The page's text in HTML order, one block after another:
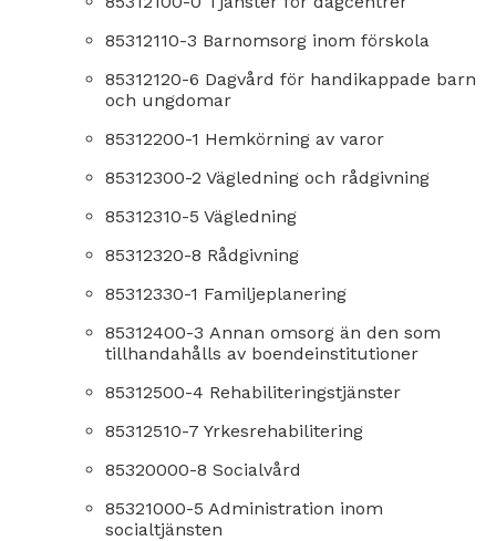
85312110-3 Barnomsorg inom förskola
85312120-6 Dagvård för handikappade barn
och ungdomar
85312200-1 Hemkörning av varor
85312300-2 Vägledning och rådgivning
85312310-5 Vägledning
85312320-8 Rådgivning
85312330-1 Familjeplanering
85312400-3 Annan omsorg än den som
tillhandahålls av boendeinstitutioner
85312500-4 Rehabiliteringstjänster
85312510-7 Yrkesrehabilitering
85320000-8 Socialvård
85321000-5 Administration inom
socialtjänsten